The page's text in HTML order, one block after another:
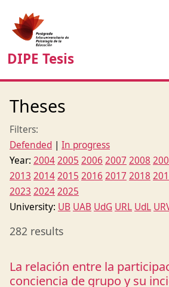
DIPE Tesis
Theses
Filters:
Defended | In progress
Year: 20042005 2006 2007 2008
2013 20142015 2016 2017 2018
2023 20242025
University: UB UAB UdG URL UdL
282 results
La relación entre la
conciencia de grupo y su